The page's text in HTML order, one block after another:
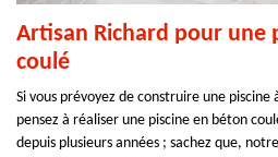
Artisan Richard pour une
coulé
Si vous prévoyez de construire une
pensez à réaliser une piscine en béton
depuis plusieurs années ; sachez que,